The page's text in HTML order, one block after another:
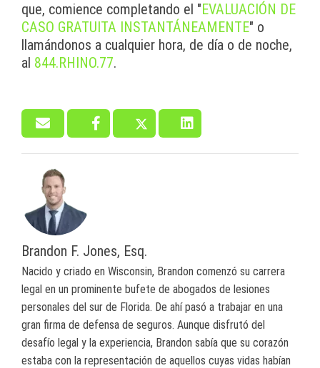
que, comience completando el "EVALUACIÓN DE
CASO GRATUITA INSTANTÁNEAMENTE" o
llamándonos a cualquier hora, de día o de noche,
al 844.RHINO.77.
Brandon F. Jones, Esq.
Nacido y criado en Wisconsin, Brandon comenzó su carrera
legal en un prominente bufete de abogados de lesiones
personales del sur de Florida. De ahí pasó a trabajar en una
gran firma de defensa de seguros. Aunque disfrutó del
desafío legal y la experiencia, Brandon sabía que su corazón
estaba con la representación de aquellos cuyas vidas habían